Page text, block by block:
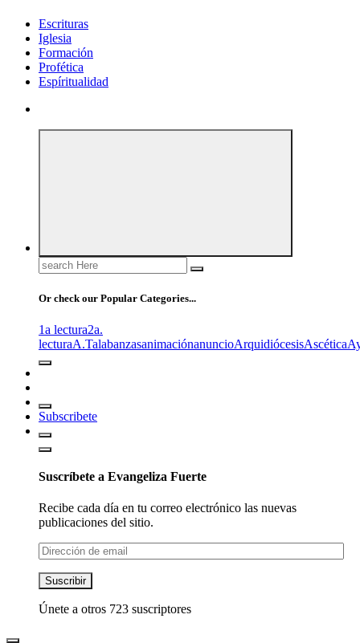
Escrituras
Iglesia
Formación
Profética
Espíritualidad
Search
for:
Or check our Popular Categories...
1a lectura2a.
lecturaA.TalabanzasanimaciónanuncioArquidiócesisAscética
Subscribete
Suscríbete a Evangeliza Fuerte
Recibe cada día en tu correo electrónico las nuevas
publicaciones del sitio.
Dirección
de
email
Suscribir
Únete a otros 723 suscriptores